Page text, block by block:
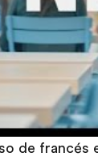
de francés